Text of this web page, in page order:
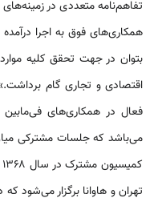
تفاهم‌نامه متعددی در
همکاری‌های فوق به اجرا
بتوان در جهت تحقق کلیه
اقتصادی و تجاری گام
فعال در همکاری‌های
می‌باشد که جلسات مشترکی
تهران و هاوانا برگزار می‌شود